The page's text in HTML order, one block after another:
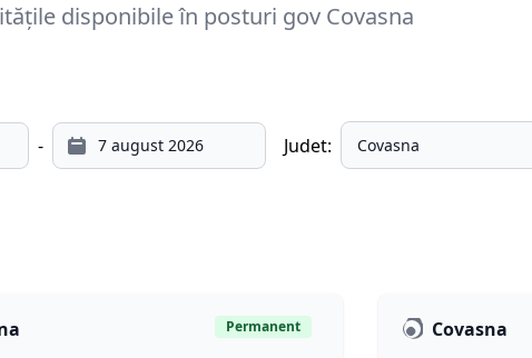
disponibile în posturi gov Covasna
- Judet:
Permanent Covasna